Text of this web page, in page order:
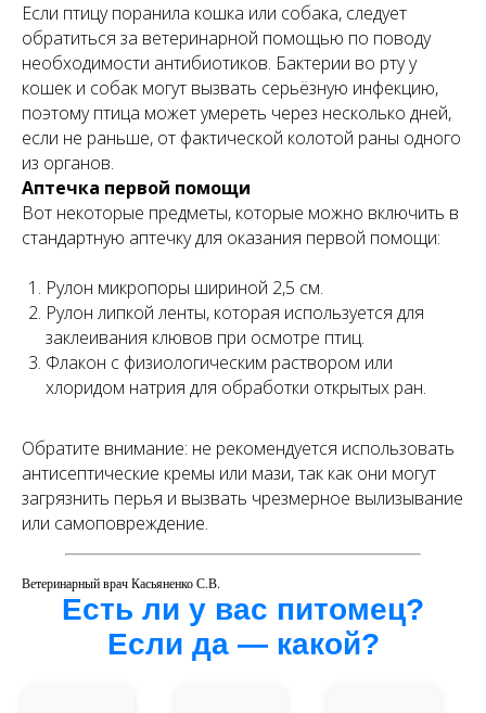
Если птицу поранила кошка или собака, следует
обратиться за ветеринарной помощью по поводу
необходимости антибиотиков. Бактерии во рту у
кошек и собак могут вызвать серьёзную инфекцию,
поэтому птица может умереть через несколько дней,
если не раньше, от фактической колотой раны одного
из органов.
Аптечка первой помощи
Вот некоторые предметы, которые можно включить в
стандартную аптечку для оказания первой помощи:
Рулон микропоры шириной 2,5 см.
Рулон липкой ленты, которая используется для
заклеивания клювов при осмотре птиц.
Флакон с физиологическим раствором или
хлоридом натрия для обработки открытых ран.
Обратите внимание: не рекомендуется использовать
антисептические кремы или мази, так как они могут
загрязнить перья и вызвать чрезмерное вылизывание
или самоповреждение.
Ветеринарный врач Касьяненко С.В.
Есть ли у вас питомец?
Если да — какой?